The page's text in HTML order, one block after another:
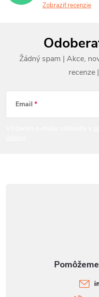
Zobraziť recenzie
ä
Email